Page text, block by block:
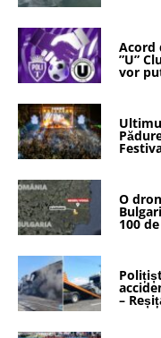
Acord
”U”
vor
O
100
–